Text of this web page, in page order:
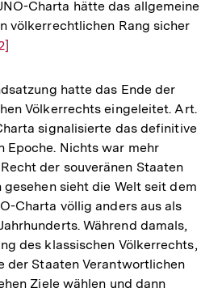
Charta hätte das allgemeine
völkerrechtlichen Rang sicher
hatte das Ende der
Völkerrechts eingeleitet. Art.
signalisierte das definitive
Epoche. Nichts war mehr
der souveränen Staaten
sieht die Welt seit dem
Charta völlig anders aus als
Während damals,
des klassischen Völkerrechts,
der Staaten Verantwortlichen
Ziele wählen und dann